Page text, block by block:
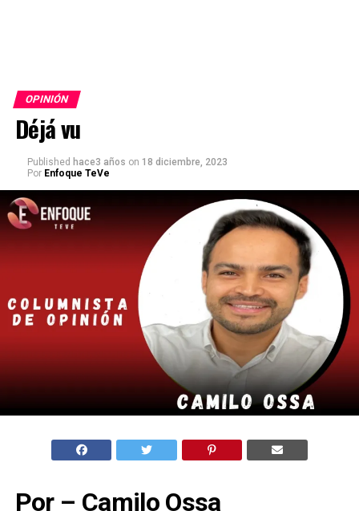
OPINIÓN
Déjá vu
Published hace3 años on 18 diciembre, 2023
Por Enfoque TeVe
Por – Camilo Ossa